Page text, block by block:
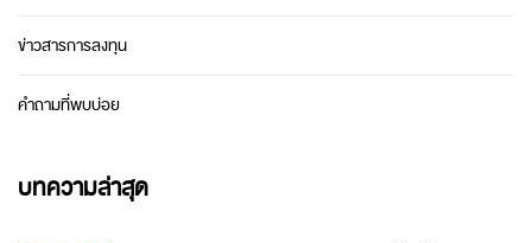
ข่าวสารการลงทุน
คำถามที่พบบ่อย
บทความล่าสุด